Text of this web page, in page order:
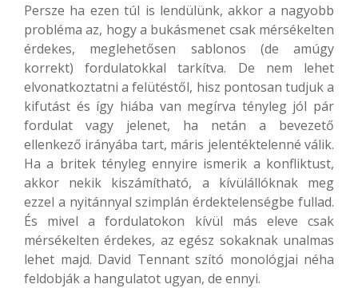
Persze ha ezen túl is lendülünk, akkor a nagyobb
probléma az, hogy a bukásmenet csak mérsékelten
érdekes, meglehetősen sablonos (de amúgy
korrekt) fordulatokkal tarkítva. De nem lehet
elvonatkoztatni a felütéstől, hisz pontosan tudjuk a
kifutást és így hiába van megírva tényleg jól pár
fordulat vagy jelenet, ha netán a bevezető
ellenkező irányába tart, máris jelentéktelenné válik.
Ha a britek tényleg ennyire ismerik a konfliktust,
akkor nekik kiszámítható, a kívülállóknak meg
ezzel a nyitánnyal szimplán érdektelenségbe fullad.
És mivel a fordulatokon kívül más eleve csak
mérsékelten érdekes, az egész sokaknak unalmas
lehet majd. David Tennant szító monológjai néha
feldobják a hangulatot ugyan, de ennyi.